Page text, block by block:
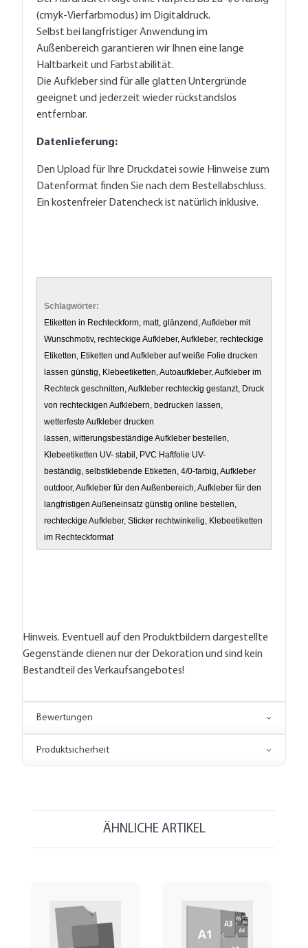
(cmyk-Vierfarbmodus) im Digitaldruck.
Selbst bei langfristiger Anwendung im
Außenbereich garantieren wir Ihnen eine lange
Haltbarkeit und Farbstabilität.
Die Aufkleber sind für alle glatten Untergründe
geeignet und jederzeit wieder rückstandslos
entfernbar.
Datenlieferung:
Den Upload für Ihre Druckdatei sowie Hinweise zum
Datenformat finden Sie nach dem Bestellabschluss.
Ein kostenfreier Datencheck ist natürlich inklusive.
Schlagwörter:
Etiketten in Rechteckform, matt, glänzend, Aufkleber mit
Wunschmotiv, rechteckige Aufkleber, Aufkleber, rechteckige
Etiketten, Etiketten und Aufkleber auf weiße Folie drucken
lassen günstig, Klebeetiketten, Autoaufkleber, Aufkleber im
Rechteck geschnitten, Aufkleber rechteckig gestanzt, Druck
von rechteckigen Aufklebern, bedrucken lassen,
wetterfeste Aufkleber drucken
lassen, witterungsbeständige Aufkleber bestellen,
Klebeetiketten UV- stabil, PVC Haftfolie UV-
beständig, selbstklebende Etiketten, 4/0-farbig, Aufkleber
outdoor, Aufkleber für den Außenbereich, Aufkleber für den
langfristigen Außeneinsatz günstig online bestellen,
rechteckige Aufkleber, Sticker rechtwinkelig, Klebeetiketten
im Rechteckformat
Hinweis. Eventuell auf den Produktbildern dargestellte
Gegenstände dienen nur der Dekoration und sind kein
Bestandteil des Verkaufsangebotes!
Bewertungen
Produktsicherheit
ÄHNLICHE ARTIKEL